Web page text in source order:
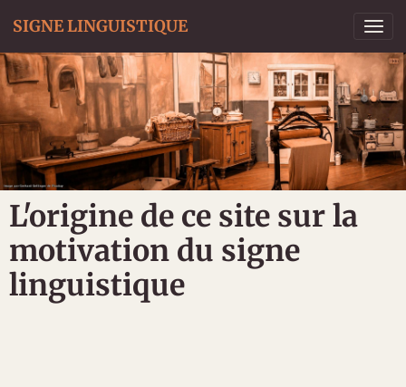
SIGNE LINGUISTIQUE
L'origine de ce site sur la
motivation du signe
linguistique